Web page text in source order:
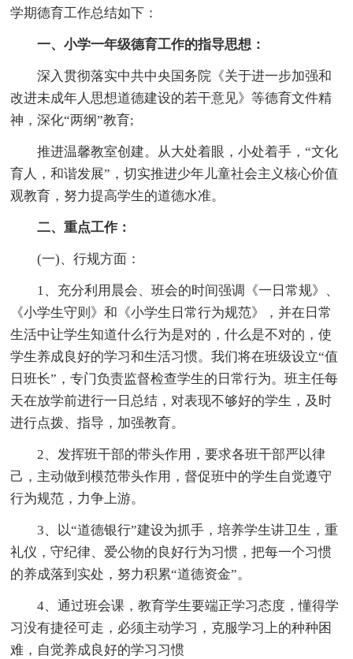
学期德育工作总结如下：
一、小学一年级德育工作的指导思想：
深入贯彻落实中共中央国务院《关于进一步加强和
改进未成年人思想道德建设的若干意见》等德育文件精
神，深化“两纲”教育;
推进温馨教室创建。从大处着眼，小处着手，“文化
育人，和谐发展”，切实推进少年儿童社会主义核心价值
观教育，努力提高学生的道德水准。
二、重点工作：
(一)、行规方面：
1、充分利用晨会、班会的时间强调《一日常规》、
《小学生守则》和《小学生日常行为规范》，并在日常
生活中让学生知道什么行为是对的，什么是不对的，使
学生养成良好的学习和生活习惯。我们将在班级设立“值
日班长”，专门负责监督检查学生的日常行为。班主任每
天在放学前进行一日总结，对表现不够好的学生，及时
进行点拨、指导，加强教育。
2、发挥班干部的带头作用，要求各班干部严以律
己，主动做到模范带头作用，督促班中的学生自觉遵守
行为规范，力争上游。
3、以“道德银行”建设为抓手，培养学生讲卫生，重
礼仪，守纪律、爱公物的良好行为习惯，把每一个习惯
的养成落到实处，努力积累“道德资金”。
4、通过班会课，教育学生要端正学习态度，懂得学
习没有捷径可走，必须主动学习，克服学习上的种种困
难，自觉养成良好的学习习惯